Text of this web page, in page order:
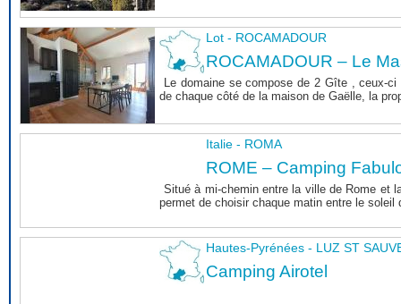
Lot - ROCAMADOUR
ROCAMADOUR – Le
Le domaine se compose de 2 Gîte , ceux-
de chaque côté de la maison de Gaëlle, la
Italie - ROMA
ROME – Camping
Situé à mi-chemin entre la ville de Rome et
permet de choisir chaque matin entre le soleil
Hautes-Pyrénées - LUZ ST
Camping Airotel